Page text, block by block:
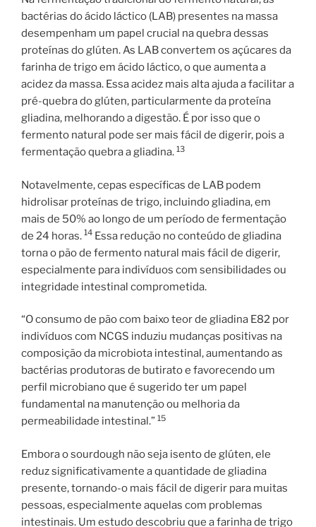
bactérias do ácido láctico (LAB) presentes na massa
desempenham um papel crucial na quebra dessas
proteínas do glúten. As LAB convertem os açúcares da
farinha de trigo em ácido láctico, o que aumenta a
acidez da massa. Essa acidez mais alta ajuda a facilitar a
pré-quebra do glúten, particularmente da proteína
gliadina, melhorando a digestão. É por isso que o
fermento natural pode ser mais fácil de digerir, pois a
fermentação quebra a gliadina. 13
Notavelmente, cepas específicas de LAB podem
hidrolisar proteínas de trigo, incluindo gliadina, em
mais de 50% ao longo de um período de fermentação
de 24 horas. 14 Essa redução no conteúdo de gliadina
torna o pão de fermento natural mais fácil de digerir,
especialmente para indivíduos com sensibilidades ou
integridade intestinal comprometida.
“O consumo de pão com baixo teor de gliadina E82 por
indivíduos com NCGS induziu mudanças positivas na
composição da microbiota intestinal, aumentando as
bactérias produtoras de butirato e favorecendo um
perfil microbiano que é sugerido ter um papel
fundamental na manutenção ou melhoria da
permeabilidade intestinal.” 15
Embora o sourdough não seja isento de glúten, ele
reduz significativamente a quantidade de gliadina
presente, tornando-o mais fácil de digerir para muitas
pessoas, especialmente aquelas com problemas
intestinais. Um estudo descobriu que a farinha de trigo